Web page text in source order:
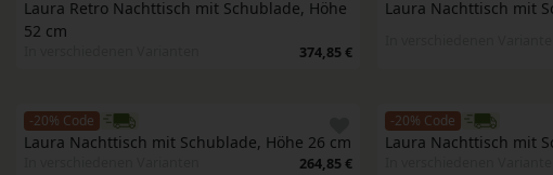
Laura Retro Nachttisch mit Schublade, Höhe
52 cm
374,85 €
Laura Nachttisch mit
-20% Code
Laura Nachttisch mit Schublade, Höhe 26 cm
264,85 €
-20% Code
Laura Nachttisch mit